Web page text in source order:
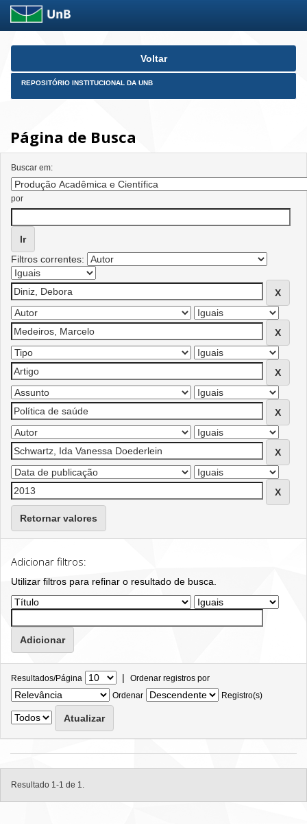
Skip
Voltar
REPOSITÓRIO INSTITUCIONAL DA UNB
Página de Busca
Buscar em:
por
Filtros correntes:
Retornar valores
Adicionar filtros:
Utilizar filtros para refinar o resultado de busca.
Resultados/Página | Ordenar registros por
Ordenar
Registro(s)
Resultado 1-1 de 1.